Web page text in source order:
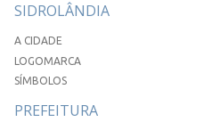
SIDROLÂNDIA
A CIDADE
LOGOMARCA
SÍMBOLOS
PREFEITURA